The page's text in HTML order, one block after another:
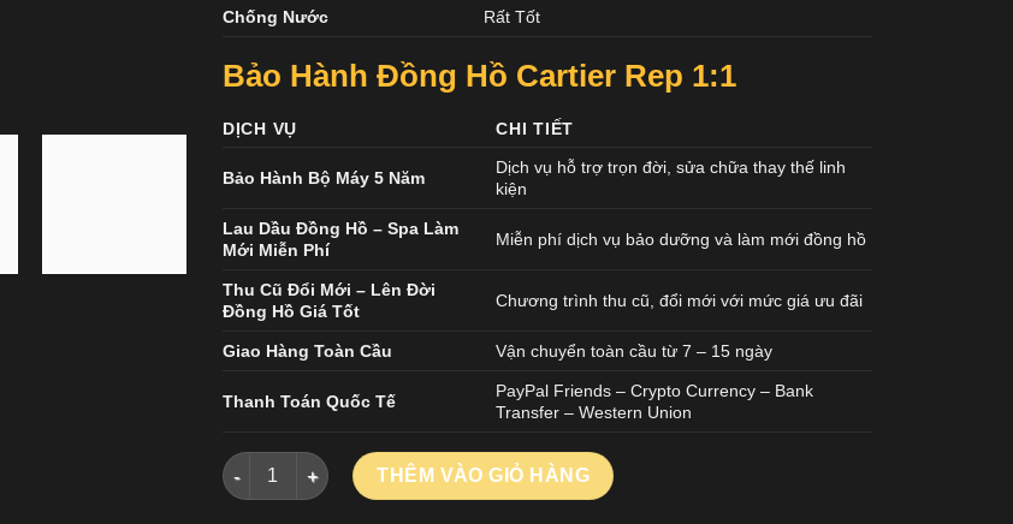
Chống Nước Rất Tốt
Bảo Hành Đồng Hồ Cartier Rep 1:1
DỊCH VỤ CHI TIẾT
Bảo Hành Bộ Máy 5 Năm
Dịch vụ hỗ trợ trọn đời, sửa chữa thay thế linh
kiện
Lau Dầu Đồng Hồ – Spa Làm
Mới Miễn Phí
Miễn phí dịch vụ bảo dưỡng và làm mới đồng hồ
Thu Cũ Đổi Mới – Lên Đời
Đồng Hồ Giá Tốt
Chương trình thu cũ, đổi mới với mức giá ưu đãi
Giao Hàng Toàn Cầu Vận chuyển toàn cầu từ 7 – 15 ngày
Thanh Toán Quốc Tế
PayPal Friends – Crypto Currency – Bank
Transfer – Western Union
ĐỒNG HỒ CARTIER BALLON BLEU WGBB0052 CHẾ TÁC MẠ VÀNG HỒNG MẶT SỐ MÀU
THÊM VÀO GIỎ HÀNG